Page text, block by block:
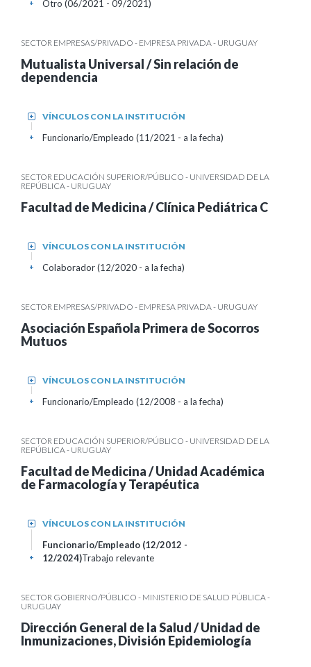
Otro (06/2021 - 09/2021)
+
SECTOR EMPRESAS/PRIVADO - EMPRESA PRIVADA - URUGUAY
Mutualista Universal / Sin relación de
dependencia
VÍNCULOS CON LA INSTITUCIÓN
+
Funcionario/Empleado (11/2021 - a la fecha)
+
SECTOR EDUCACIÓN SUPERIOR/PÚBLICO - UNIVERSIDAD DE LA
REPÚBLICA - URUGUAY
Facultad de Medicina / Clínica Pediátrica C
VÍNCULOS CON LA INSTITUCIÓN
+
Colaborador (12/2020 - a la fecha)
+
SECTOR EMPRESAS/PRIVADO - EMPRESA PRIVADA - URUGUAY
Asociación Española Primera de Socorros
Mutuos
VÍNCULOS CON LA INSTITUCIÓN
+
Funcionario/Empleado (12/2008 - a la fecha)
+
SECTOR EDUCACIÓN SUPERIOR/PÚBLICO - UNIVERSIDAD DE LA
REPÚBLICA - URUGUAY
Facultad de Medicina / Unidad Académica
de Farmacología y Terapéutica
VÍNCULOS CON LA INSTITUCIÓN
+
Funcionario/Empleado (12/2012 -
12/2024)Trabajo relevante
+
SECTOR GOBIERNO/PÚBLICO - MINISTERIO DE SALUD PÚBLICA -
URUGUAY
Dirección General de la Salud / Unidad de
Inmunizaciones, División Epidemiología